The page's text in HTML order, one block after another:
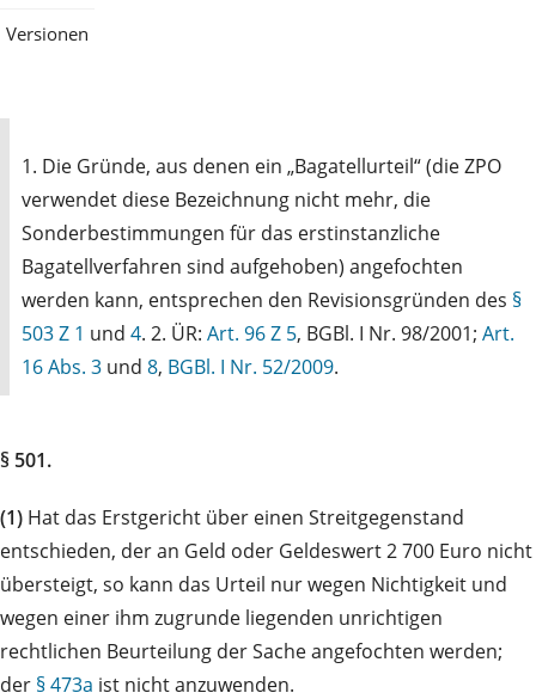
Versionen
1. Die Gründe, aus denen ein „Bagatellurteil“ (die ZPO
verwendet diese Bezeichnung nicht mehr, die
Sonderbestimmungen für das erstinstanzliche
Bagatellverfahren sind aufgehoben) angefochten
werden kann, entsprechen den Revisionsgründen des §
503 Z 1 und 4. 2. ÜR: Art. 96 Z 5, BGBl. I Nr. 98/2001; Art.
16 Abs. 3 und 8, BGBl. I Nr. 52/2009.
§ 501.
(1) Hat das Erstgericht über einen Streitgegenstand
entschieden, der an Geld oder Geldeswert 2 700 Euro nicht
übersteigt, so kann das Urteil nur wegen Nichtigkeit und
wegen einer ihm zugrunde liegenden unrichtigen
rechtlichen Beurteilung der Sache angefochten werden;
der § 473a ist nicht anzuwenden.